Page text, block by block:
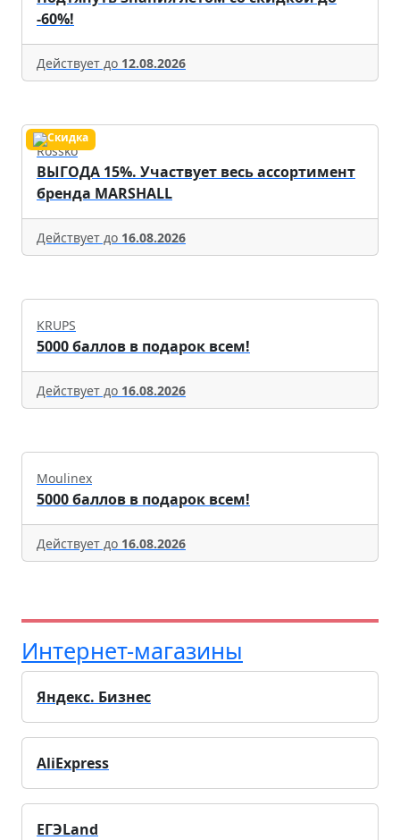
-60%!
Действует до 12.08.2026
Rossko
ВЫГОДА 15%. Участвует весь ассортимент
бренда MARSHALL
Действует до 16.08.2026
KRUPS
5000 баллов в подарок всем!
Действует до 16.08.2026
Moulinex
5000 баллов в подарок всем!
Действует до 16.08.2026
Интернет-магазины
Яндекс. Бизнес
AliExpress
ЕГЭLand